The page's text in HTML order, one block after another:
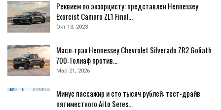
Реквием по экзорцисту: представлен Hennessey
Exorcist Camaro ZL1 Final…
Окт 13, 2023
Масл-трак Hennessey Chevrolet Silverado ZR2 Goliath
700: Голиаф против…
Мар 21, 2026
Минус пассажир и сто тысяч рублей: тест-драйв
пятиместного Aito Seres…